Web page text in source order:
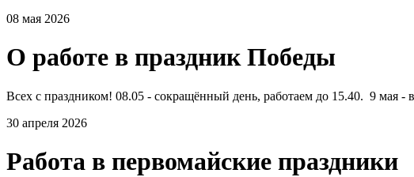
08 мая 2026
О работе в праздник Победы
Всех с праздником! 08.05 - сокращённый день, работаем до 15.40. 9 мая -
30 апреля 2026
Работа в первомайские праздники